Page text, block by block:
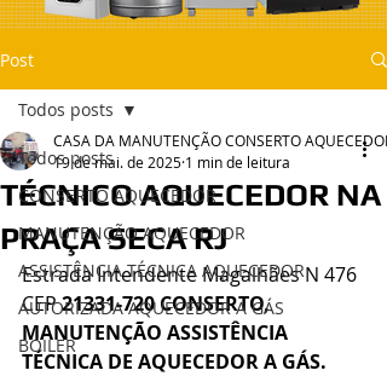
Post
Todos posts
CONSERTO AQUECEDOR
MANUTENÇÃO AQUECEDOR
ASSISTÊNCIA TÉCNICA AQUECEDOR
AUTORIZADA AQUECEDOR A GÁS
BOILER
Todos posts
TÉCNICO AQUECEDOR NA
PRAÇA SECA RJ
CASA DA MANUTENÇÃO CONSERTO
19 de mai. de 2025 1 min de leitura
Estrada Intendente Magalhães N 476
CEP 21331-720 CONSERTO,
MANUTENÇÃO ASSISTÊNCIA
TÉCNICA DE AQUECEDOR A GÁS.